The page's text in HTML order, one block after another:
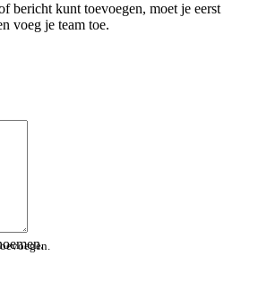
bericht kunt toevoegen, moet je eerst
voeg je team toe.